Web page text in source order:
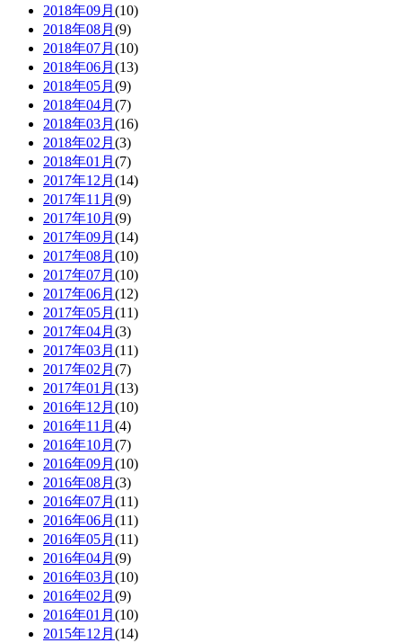
2018年09月 (10)
2018年08月 (9)
2018年07月 (10)
2018年06月 (13)
2018年05月 (9)
2018年04月 (7)
2018年03月 (16)
2018年02月 (3)
2018年01月 (7)
2017年12月 (14)
2017年11月 (9)
2017年10月 (9)
2017年09月 (14)
2017年08月 (10)
2017年07月 (10)
2017年06月 (12)
2017年05月 (11)
2017年04月 (3)
2017年03月 (11)
2017年02月 (7)
2017年01月 (13)
2016年12月 (10)
2016年11月 (4)
2016年10月 (7)
2016年09月 (10)
2016年08月 (3)
2016年07月 (11)
2016年06月 (11)
2016年05月 (11)
2016年04月 (9)
2016年03月 (10)
2016年02月 (9)
2016年01月 (10)
2015年12月 (14)